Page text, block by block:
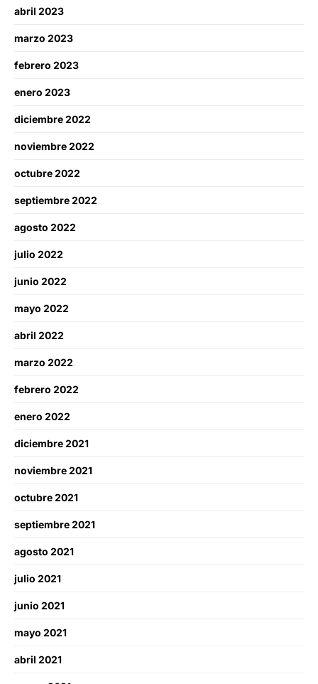
abril 2023
marzo 2023
febrero 2023
enero 2023
diciembre 2022
noviembre 2022
octubre 2022
septiembre 2022
agosto 2022
julio 2022
junio 2022
mayo 2022
abril 2022
marzo 2022
febrero 2022
enero 2022
diciembre 2021
noviembre 2021
octubre 2021
septiembre 2021
agosto 2021
julio 2021
junio 2021
mayo 2021
abril 2021